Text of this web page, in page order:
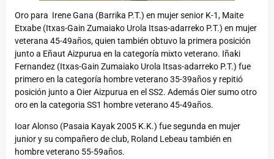
Oro para Irene Gana (Barrika P.T.) en mujer senior K-1, Maite
Etxabe (Itxas-Gain Zumaiako Urola Itsas-adarreko P.T.) en mujer
veterana 45-49años, quien también obtuvo la primera posición
junto a Eñaut Aizpurua en la categoría mixto veterano. Iñaki
Fernandez (Itxas-Gain Zumaiako Urola Itsas-adarreko P.T.) fue
primero en la categoría hombre veterano 35-39años y repitió
posición junto a Oier Aizpurua en el SS2. Además Oier sumo otro
oro en la categoria SS1 hombre veterano 45-49años.
Ioar Alonso (Pasaia Kayak 2005 K.K.) fue segunda en mujer
junior y su compañero de club, Roland Lebeau también en
hombre veterano 55-59años.